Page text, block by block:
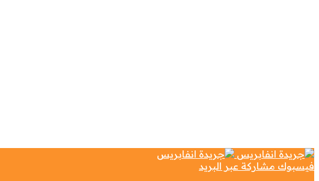
فيسبوك مشاركة عبر البريد